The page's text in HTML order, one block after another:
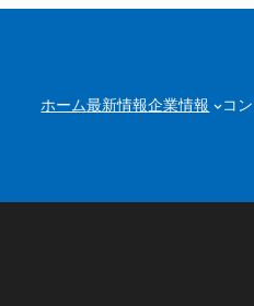
ホーム最新情報企業情報 コ